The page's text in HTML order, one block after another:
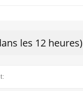
les 12 heures)